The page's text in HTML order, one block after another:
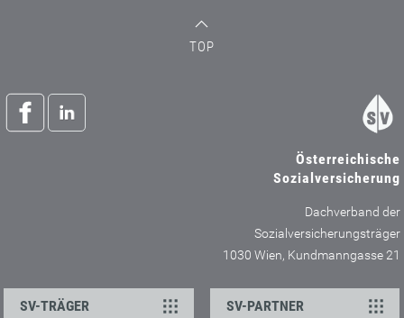
TOP
Österreichische
Sozialversicherung
Dachverband der
Sozialversicherungsträger
1030 Wien, Kundmanngasse 21
SV-TRÄGER SV-PARTNER